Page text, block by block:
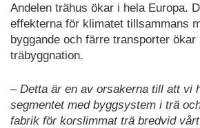
Andelen trähus ökar i hela Europa.
effekterna för klimatet tillsammans
byggande och färre transporter
träbyggnation.
– Detta är en av orsakerna till att vi
segmentet med byggsystem i trä
fabrik för korslimmat trä bredvid